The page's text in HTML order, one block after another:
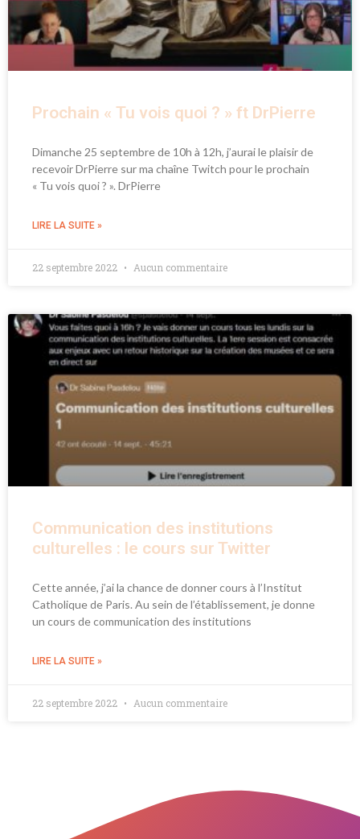
Prochain « Tu vois quoi ? » ft DrPierre
Dimanche 25 septembre de 10h à 12h, j’aurai le plaisir de
recevoir DrPierre sur ma chaîne Twitch pour le prochain
« Tu vois quoi ? ». DrPierre
LIRE LA SUITE »
22 septembre 2022 Aucun commentaire
Communication des institutions
culturelles : le cours sur Twitter
Cette année, j’ai la chance de donner cours à l’Institut
Catholique de Paris. Au sein de l’établissement, je donne
un cours de communication des institutions
LIRE LA SUITE »
22 septembre 2022 Aucun commentaire